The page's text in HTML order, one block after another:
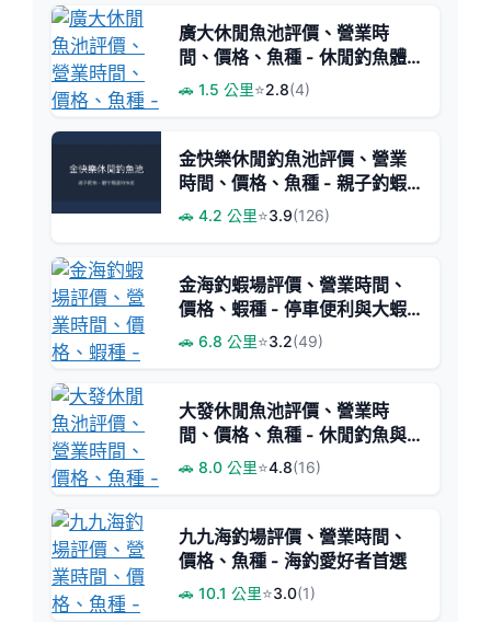
廣大休閒魚池評價、營業時
間、價格、魚種 - 休閒釣魚體
🚗 1.5 公里⭐2.8(4)
金快樂休閒釣魚池評價、營業
時間、價格、魚種 - 親子釣蝦
樂園
🚗 4.2 公里⭐3.9(126)
金海釣蝦場評價、營業時間、
價格、蝦種 - 停車便利與大蝦
體驗
🚗 6.8 公里⭐3.2(49)
大發休閒魚池評價、營業時
間、價格、魚種 - 休閒釣魚與
親切老闆首選
🚗 8.0 公里⭐4.8(16)
九九海釣場評價、營業時間、
價格、魚種 - 海釣愛好者首選
🚗 10.1 公里⭐3.0(1)